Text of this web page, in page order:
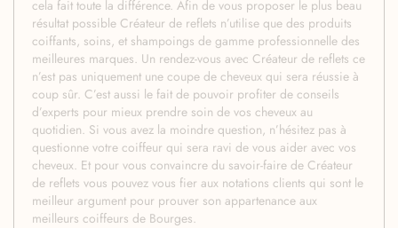
cela fait toute la différence. Afin de vous proposer le plus beau
résultat possible Créateur de reflets n’utilise que des produits
coiffants, soins, et shampoings de gamme professionnelle des
meilleures marques. Un rendez-vous avec Créateur de reflets ce
n’est pas uniquement une coupe de cheveux qui sera réussie à
coup sûr. C’est aussi le fait de pouvoir profiter de conseils
d’experts pour mieux prendre soin de vos cheveux au
quotidien. Si vous avez la moindre question, n’hésitez pas à
questionne votre coiffeur qui sera ravi de vous aider avec vos
cheveux. Et pour vous convaincre du savoir-faire de Créateur
de reflets vous pouvez vous fier aux notations clients qui sont le
meilleur argument pour prouver son appartenance aux
meilleurs coiffeurs de Bourges.